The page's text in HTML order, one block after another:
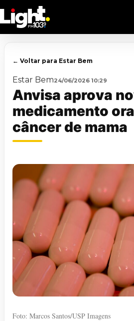
to
main
← Voltar para Estar Bem
Estar Bem24/06/2026 10:29
Anvisa aprova
medicamento
câncer de mama
Foto: Marcos Santos/USP Imagens